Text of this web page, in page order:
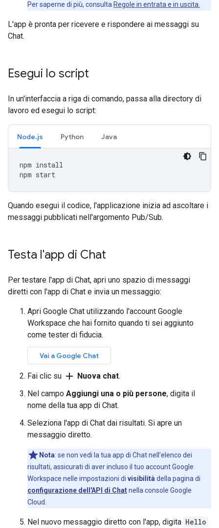
Per saperne di più, consulta Regole in entrata e in uscita.
L'app è pronta per ricevere e rispondere ai messaggi su
Chat.
Esegui lo script
In un'interfaccia a riga di comando, passa alla directory di
lavoro ed esegui lo script:
Node.js Python Java
npm install
npm
Quando esegui il codice, l'applicazione inizia ad ascoltare i
messaggi pubblicati nell'argomento Pub/Sub.
Testa l'app di Chat
Per testare l'app di Chat, apri uno spazio di messaggi
diretti con l'app di Chat e invia un messaggio:
Apri Google Chat utilizzando l'account Google
Workspace che hai fornito quando ti sei aggiunto
come tester di fiducia.
Vai a Google Chat
Fai clic su add Nuova chat.
Nel campo Aggiungi una o più persone, digita il
nome della tua app di Chat.
Seleziona l'app di Chat dai risultati. Si apre un
messaggio diretto.
Nota: se non vedi la tua app di Chat nell'elenco dei
risultati, assicurati di aver incluso il tuo account Google
Workspace nelle impostazioni di visibilità della pagina di
configurazione dell'API di Chatnella console Google
Cloud.
Nel nuovo messaggio diretto con l'app, digita Hello